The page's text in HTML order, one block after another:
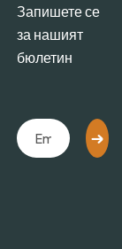
Запишете се
за нашият
бюлетин